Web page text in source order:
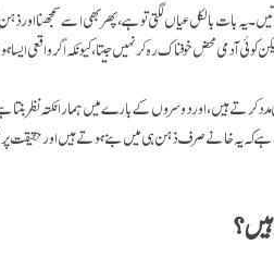
یہ بات بالکل عیاں لگتی تو ہے، پھر بھی اسے سمجھنا
محض خوفناک رہ کر نہیں جیتا، کیونکہ اگر واقعی ایسا
مدد کرتے ہیں، اور دوسروں کے بارے میں ہمارا نکتہ نظر
کہ یہ خانے صرف ذہن ہی میں بنے ہوتے ہیں اور حقیقت پر